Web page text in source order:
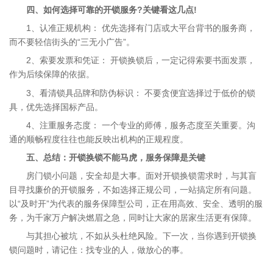
四、如何选择可靠的开锁服务?关键看这几点!
1、认准正规机构： 优先选择有门店或大平台背书的服务商，
而不要轻信街头的“三无小广告”。
2、索要发票和凭证： 开锁换锁后，一定记得索要书面发票，
作为后续保障的依据。
3、看清锁具品牌和防伪标识： 不要贪便宜选择过于低价的锁
具，优先选择国标产品。
4、注重服务态度： 一个专业的师傅，服务态度至关重要。沟
通的顺畅程度往往也能反映出机构的正规程度。
五、总结：开锁换锁不能马虎，服务保障是关键
房门锁小问题，安全却是大事。面对开锁换锁需求时，与其盲
目寻找廉价的开锁服务，不如选择正规公司，一站搞定所有问题。
以“及时开”为代表的服务保障型公司，正在用高效、安全、透明的服
务，为千家万户解决燃眉之急，同时让大家的居家生活更有保障。
与其担心被坑，不如从头杜绝风险。下一次，当你遇到开锁换
锁问题时，请记住：找专业的人，做放心的事。